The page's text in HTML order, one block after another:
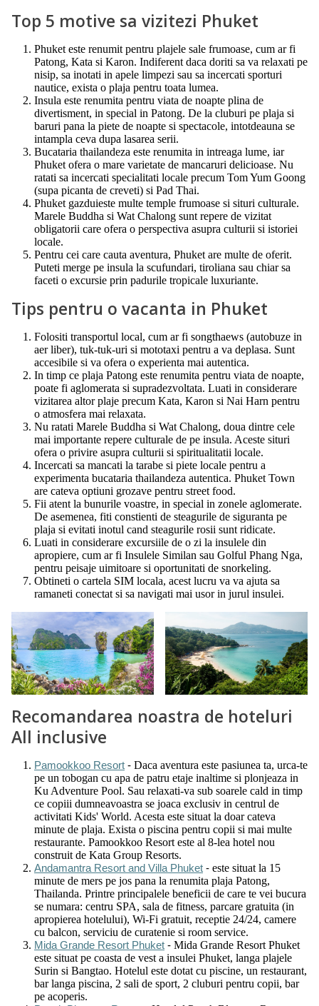
Top 5 motive sa vizitezi Phuket
Phuket este renumit pentru plajele sale frumoase, cum ar fi
Patong, Kata si Karon. Indiferent daca doriti sa va relaxati pe
nisip, sa inotati in apele limpezi sau sa incercati sporturi
nautice, exista o plaja pentru toata lumea.
Insula este renumita pentru viata de noapte plina de
divertisment, in special in Patong. De la cluburi pe plaja si
baruri pana la piete de noapte si spectacole, intotdeauna se
intampla ceva dupa lasarea serii.
Bucataria thailandeza este renumita in intreaga lume, iar
Phuket ofera o mare varietate de mancaruri delicioase. Nu
ratati sa incercati specialitati locale precum Tom Yum Goong
(supa picanta de creveti) si Pad Thai.
Phuket gazduieste multe temple frumoase si situri culturale.
Marele Buddha si Wat Chalong sunt repere de vizitat
obligatorii care ofera o perspectiva asupra culturii si istoriei
locale.
Pentru cei care cauta aventura, Phuket are multe de oferit.
Puteti merge pe insula la scufundari, tiroliana sau chiar sa
faceti o excursie prin padurile tropicale luxuriante.
Tips pentru o vacanta in Phuket
Folositi transportul local, cum ar fi songthaews (autobuze in
aer liber), tuk-tuk-uri si mototaxi pentru a va deplasa. Sunt
accesibile si va ofera o experienta mai autentica.
In timp ce plaja Patong este renumita pentru viata de noapte,
poate fi aglomerata si supradezvoltata. Luati in considerare
vizitarea altor plaje precum Kata, Karon si Nai Harn pentru
o atmosfera mai relaxata.
Nu ratati Marele Buddha si Wat Chalong, doua dintre cele
mai importante repere culturale de pe insula. Aceste situri
ofera o privire asupra culturii si spiritualitatii locale.
Incercati sa mancati la tarabe si piete locale pentru a
experimenta bucataria thailandeza autentica. Phuket Town
are cateva optiuni grozave pentru street food.
Fii atent la bunurile voastre, in special in zonele aglomerate.
De asemenea, fiti constienti de steagurile de siguranta pe
plaja si evitati inotul cand steagurile rosii sunt ridicate.
Luati in considerare excursiile de o zi la insulele din
apropiere, cum ar fi Insulele Similan sau Golful Phang Nga,
pentru peisaje uimitoare si oportunitati de snorkeling.
Obtineti o cartela SIM locala, acest lucru va va ajuta sa
ramaneti conectat si sa navigati mai usor in jurul insulei.
Recomandarea noastra de hoteluri
All inclusive
Pamookkoo Resort - Daca aventura este pasiunea ta, urca-te
pe un tobogan cu apa de patru etaje inaltime si plonjeaza in
Ku Adventure Pool. Sau relaxati-va sub soarele cald in timp
ce copiii dumneavoastra se joaca exclusiv in centrul de
activitati Kids' World. Acesta este situat la doar cateva
minute de plaja. Exista o piscina pentru copii si mai multe
restaurante. Pamookkoo Resort este al 8-lea hotel nou
construit de Kata Group Resorts.
Andamantra Resort and Villa Phuket - este situat la 15
minute de mers pe jos pana la renumita plaja Patong,
Thailanda. Printre principalele beneficii de care te vei bucura
se numara: centru SPA, sala de fitness, parcare gratuita (in
apropierea hotelului), Wi-Fi gratuit, receptie 24/24, camere
cu balcon, serviciu de curatenie si room service.
Mida Grande Resort Phuket - Mida Grande Resort Phuket
este situat pe coasta de vest a insulei Phuket, langa plajele
Surin si Bangtao. Hotelul este dotat cu piscine, un restaurant,
bar langa piscina, 2 sali de sport, 2 cluburi pentru copii, bar
pe acoperis.